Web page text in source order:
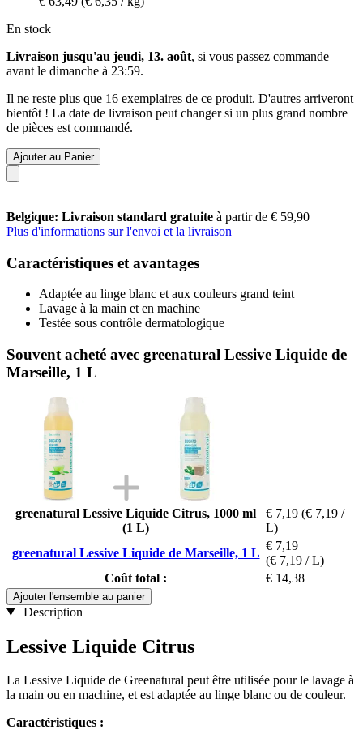
En stock
Livraison jusqu'au jeudi, 13. août, si vous passez commande
avant le dimanche à 23:59.
Il ne reste plus que 16 exemplaires de ce produit. D'autres arriveront
bientôt ! La date de livraison peut changer si un plus grand nombre
de pièces est commandé.
Ajouter au Panier
Belgique: Livraison standard gratuite à partir de € 59,90
Plus d'informations sur l'envoi et la livraison
Caractéristiques et avantages
Adaptée au linge blanc et aux couleurs grand teint
Lavage à la main et en machine
Testée sous contrôle dermatologique
Souvent acheté avec greenatural Lessive Liquide de
Marseille, 1 L
greenatural Lessive Liquide Citrus, 1000 ml
(1 L)
€ 7,19 (€ 7,19 /
L)
greenatural Lessive Liquide de Marseille, 1 L
€ 7,19
(€ 7,19 / L)
Coût total :
€ 14,38
Ajouter l'ensemble au panier
Description
Lessive Liquide Citrus
La Lessive Liquide de Greenatural peut être utilisée pour le lavage à
la main ou en machine, et est adaptée au linge blanc ou de couleur.
Caractéristiques :​